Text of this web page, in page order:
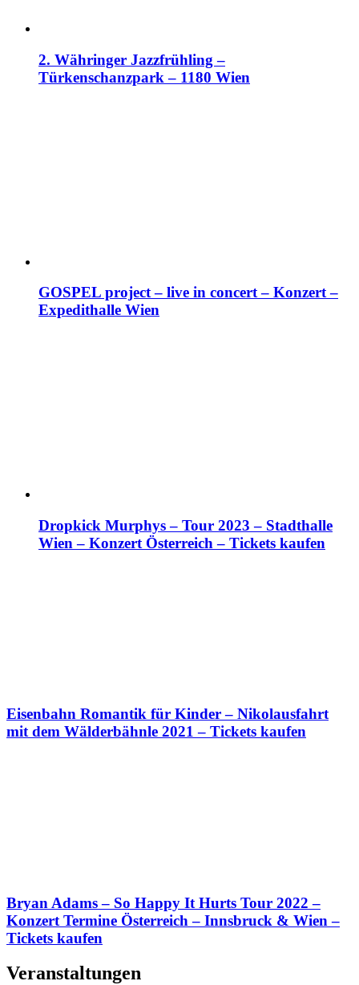
2. Währinger Jazzfrühling –
Türkenschanzpark – 1180 Wien
GOSPEL project – live in concert – Konzert –
Expedithalle Wien
Dropkick Murphys – Tour 2023 – Stadthalle
Wien – Konzert Österreich – Tickets kaufen
Eisenbahn Romantik für Kinder – Nikolausfahrt
mit dem Wälderbähnle 2021 – Tickets kaufen
Bryan Adams – So Happy It Hurts Tour 2022 –
Konzert Termine Österreich – Innsbruck & Wien –
Tickets kaufen
Veranstaltungen